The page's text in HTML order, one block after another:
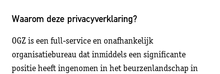
Waarom deze privacyverklaring?
OGZ is een full-service en onafhankelijk
organisatiebureau dat inmiddels een significante
positie heeft ingenomen in het beurzenlandschap in